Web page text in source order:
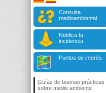
Consulta
medioambiental
Notifica tu
incidencia
Puntos de interés
Guías de buenas prácticas
sobre medio ambiente